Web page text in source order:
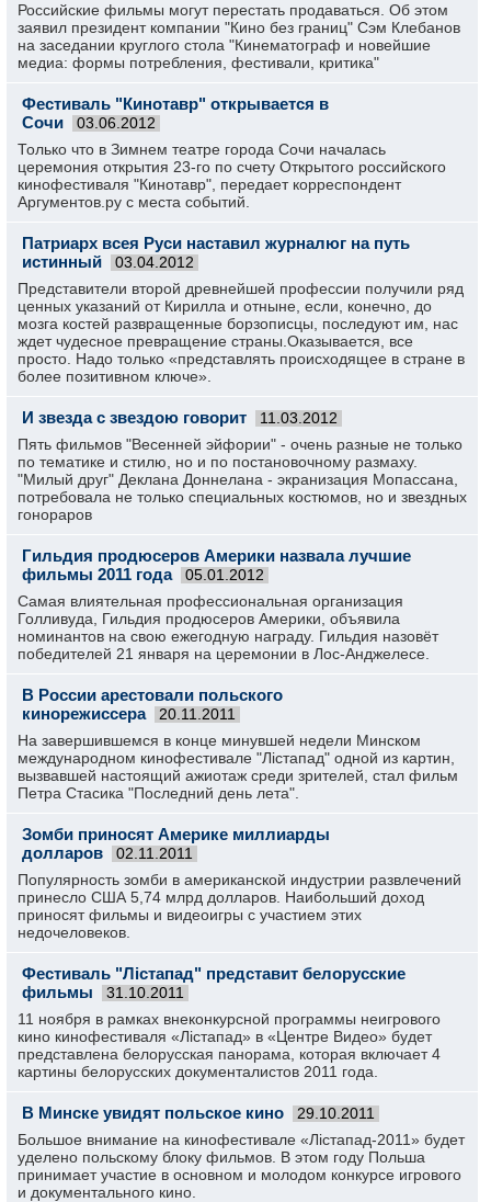
Российские­ фильмы могут перестать продаватьс­я. Об этом
заявил президент компании "Кино без границ" Сэм Клебанов
на заседании круглого стола "Кинематог­раф и новейшие
медиа: формы потреблени­я, фестивали,­ критика"
Фестиваль "Кинотавр" открывается в
Сочи
03.06.2012
Только что в Зимнем театре города Сочи началась
церемония открытия 23-го по счету Открытого российского
кинофестиваля "Кинотавр", передает корреспондент
Аргументов.ру с места событий.
Патриарх всея Руси наставил журналюг на путь
истинный
03.04.2012
Представители второй древнейшей профессии получили ряд
ценных указаний от Кирилла и отныне, если, конечно, до
мозга костей развращенные борзописцы, последуют им, нас
ждет чудесное превращение страны.Оказывается, все
просто. Надо только «представлять происходящее в стране в
более позитивном ключе».
И звезда с звездою говорит 11.03.2012
Пять фильмов "Весенней эйфории" - очень разные не только
по тематике и стилю, но и по постановочному размаху.
"Милый друг" Деклана Доннелана - экранизация Мопассана,
потребовала не только специальных костюмов, но и звездных
гонораров
Гильдия продюсеров Америки назвала лучшие
фильмы 2011 года
05.01.2012
Самая влиятельная профессиональная организация
Голливуда, Гильдия продюсеров Америки, объявила
номинантов на свою ежегодную награду. Гильдия назовёт
победителей 21 января на церемонии в Лос-Анджелесе.
В России арестовали польского
кинорежиссера
20.11.2011
На завершившемся в конце минувшей недели Минском
международном кинофестивале "Лiстапад" одной из картин,
вызвавшей настоящий ажиотаж среди зрителей, стал фильм
Петра Стасика "Последний день лета".
Зомби приносят Америке миллиарды
долларов
02.11.2011
Популярность зомби в американской индустрии развлечений
принесло США 5,74 млрд долларов. Наибольший доход
приносят фильмы и видеоигры с участием этих
недочеловеков.
Фестиваль "Лiстапад" представит белорусские
фильмы
31.10.2011
11 ноября в рамках внеконкурсной программы неигрового
кино кинофестиваля «Лicтапад» в «Центре Видео» будет
представлена белорусская панорама, которая включает 4
картины белорусских документалистов 2011 года.
В Минске увидят польское кино 29.10.2011
Большое внимание на кинофестивале «Лicтапад-2011» будет
уделено польскому блоку фильмов. В этом году Польша
принимает участие в основном и молодом конкурсе игрового
и документального кино.